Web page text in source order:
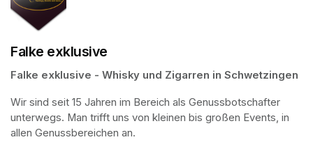
Falke exklusive
Falke exklusive - Whisky und Zigarren in Schwetzingen
Wir sind seit 15 Jahren im Bereich als Genussbotschafter
unterwegs. Man trifft uns von kleinen bis großen Events, in
allen Genussbereichen an.